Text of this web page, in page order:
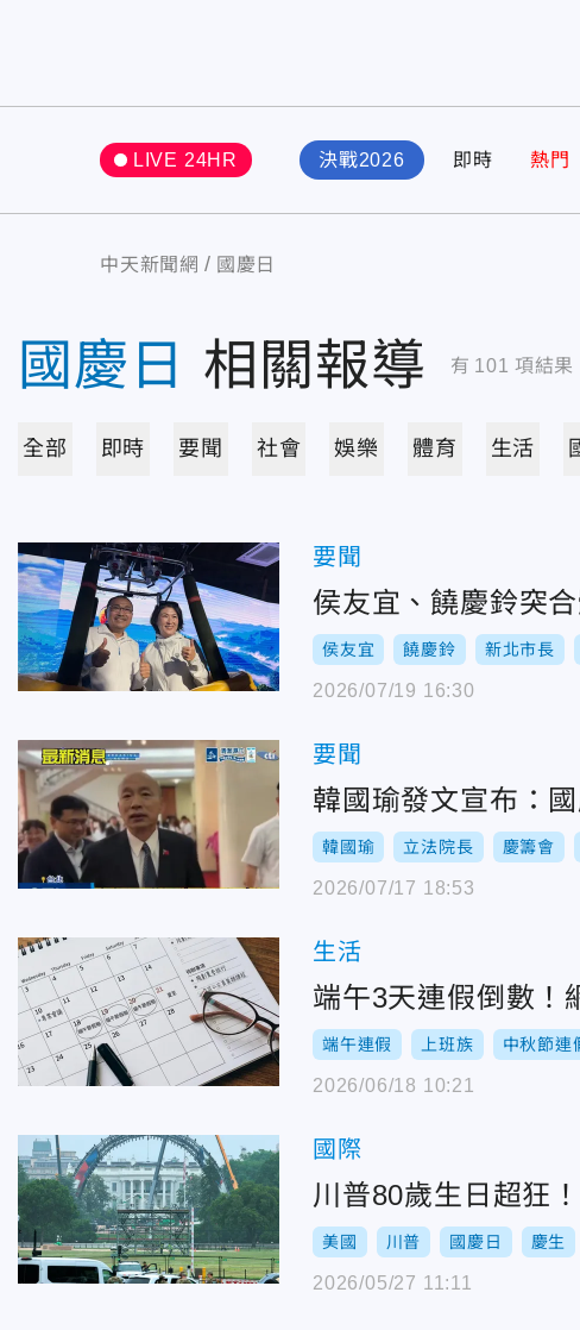
LIVE 24HR 決戰2026 即時 熱門
中天新聞網 國慶日
國慶日 相關報導 有 101 項結果
全部 即時 要聞 社會 娛樂 體育 生活
要聞
侯友宜、饒慶鈴突
侯友宜 饒慶鈴 新北市長
2026/07/19 16:30
要聞
韓國瑜發文宣布：
韓國瑜 立法院長 慶籌會
2026/07/17 18:53
生活
端午3天連假倒數！
端午連假 上班族 中秋節連
2026/06/18 10:21
國際
川普80歲生日超狂
美國 川普 國慶日 慶生
2026/05/27 11:11